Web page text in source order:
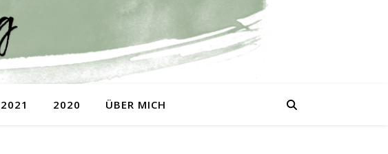
2021 2020 ÜBER MICH